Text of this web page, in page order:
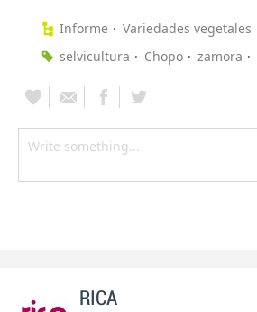
Informe Variedades vegetales
selvicultura
Chopo zamora
RICA